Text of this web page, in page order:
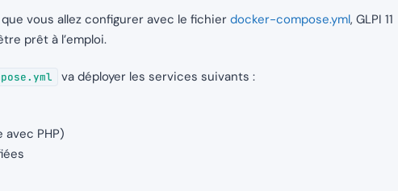
vous allez configurer avec le fichier docker-compose.yml, GLPI 11
prêt à l’emploi.
va déployer les services suivants :
PHP)